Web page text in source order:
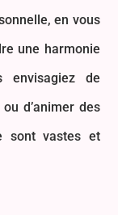
en vous
une harmonie
envisagiez de
d’animer des
sont vastes et